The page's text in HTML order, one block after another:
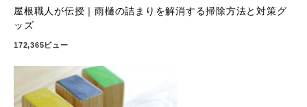
屋根職人が伝授｜雨樋の詰まりを解消する掃除方法と対策グ
ッズ
172,365ビュー